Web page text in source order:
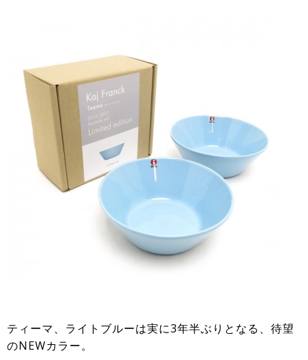
ティーマ、ライトブルーは実に3年半ぶりとなる、待望
のNEWカラー。